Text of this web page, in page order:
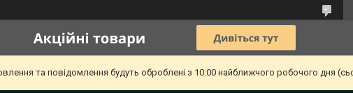
та повідомлення будуть оброблені з 10:00 найближчого робочого дня